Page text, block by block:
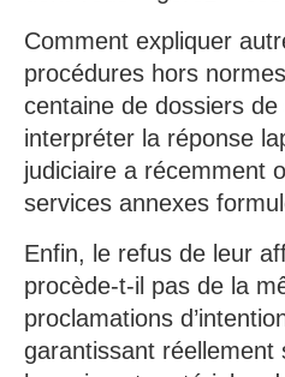
Comment expliquer
procédures hors
centaine de dossiers
interpréter la réponse
judiciaire a récemment
services annexes
Enfin, le refus de leur
procède-t-il pas de la
proclamations
garantissant réellement